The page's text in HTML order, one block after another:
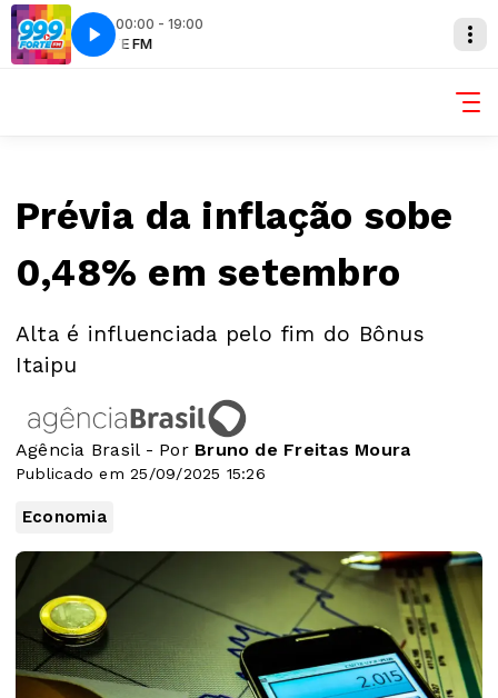
00:00 - 19:00
FORTE FM
Prévia da inflação sobe
0,48% em setembro
Alta é influenciada pelo fim do Bônus
Itaipu
Agência Brasil - Por Bruno de Freitas Moura
Publicado em 25/09/2025 15:26
Economia